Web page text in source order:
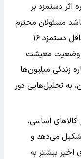
اثر دستمزد بر
مسئولان محترم
یک بار حقوق خود را در سطح همین حداقل دستمزد ۱۶
وضعیت معیشت
زندگی میلیون‌ها
به تحلیل‌هایی دور
اساسی،
می‌دهد و
بیشتر به